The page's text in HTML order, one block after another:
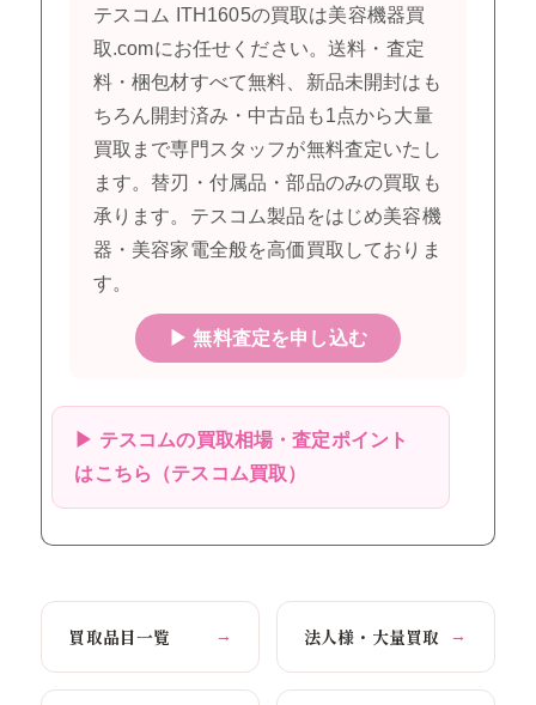
テスコム ITH1605の買取は美容機器買
取.comにお任せください。送料・査定
料・梱包材すべて無料、新品未開封はも
ちろん開封済み・中古品も1点から大量
買取まで専門スタッフが無料査定いたし
ます。替刃・付属品・部品のみの買取も
承ります。テスコム製品をはじめ美容機
器・美容家電全般を高価買取しておりま
す。
▶ 無料査定を申し込む
▶ テスコムの買取相場・査定ポイント
はこちら（テスコム買取）
買取品目一覧 → 法人様・大量買取 →